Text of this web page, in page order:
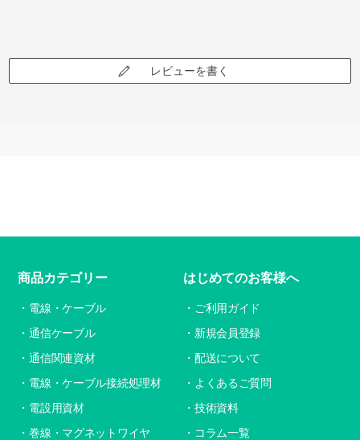
レビューを書く
商品カテゴリー
電線・ケーブル
通信ケーブル
通信関連資材
電線・ケーブル接続処理材
電設用資材
巻線・マグネットワイヤ
はじめてのお客様へ
ご利用ガイド
新規会員登録
配送について
よくあるご質問
技術資料
コラム一覧